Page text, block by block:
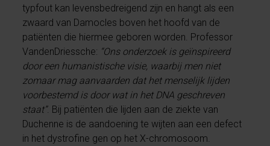
typfout kan levensbedreigend zijn en hangt als een
zwaard van Damocles boven het hoofd van de
patiënten die hiermee geboren worden. Professor
VandenDriessche: “Ons onderzoek is geïnspireerd
door een humanistische visie, waarbij men niet
zomaar mag aanvaarden dat het menselijk lijden
voorbestemd is door wat in het DNA geschreven
staat”. Bij patiënten die lijden aan de ziekte van
Duchenne is de aandoening te wijten aan een defect
in het dystrofine gen op het X-chromosoom.